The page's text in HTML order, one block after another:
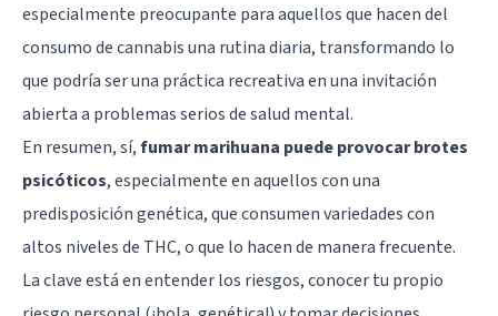
especialmente preocupante para aquellos que hacen del
consumo de cannabis una rutina diaria, transformando lo
que podría ser una práctica recreativa en una invitación
abierta a problemas serios de salud mental.
En resumen, sí,fumar marihuana puede provocar brotes
psicóticos, especialmente en aquellos con una
predisposición genética, que consumen variedades con
altos niveles de THC, o que lo hacen de manera frecuente.
La clave está en entender los riesgos, conocer tu propio